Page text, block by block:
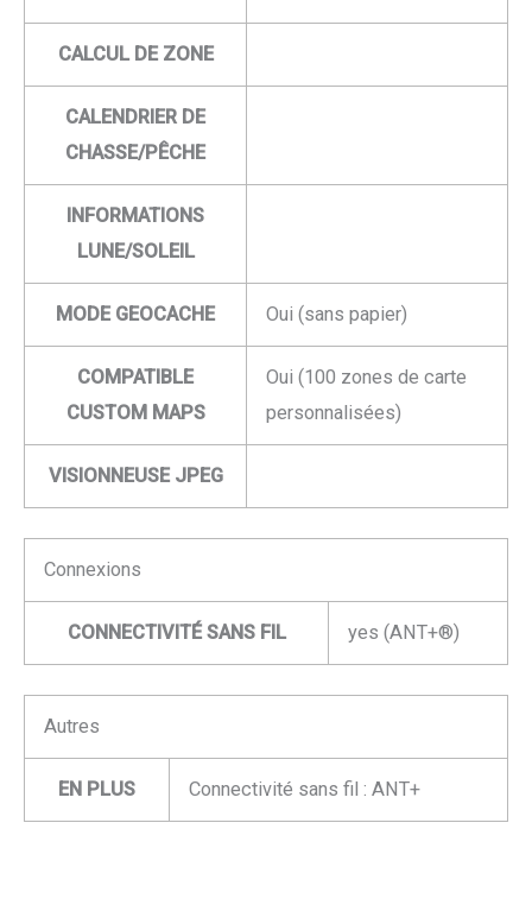
CALCUL DE ZONE
CALENDRIER DE
CHASSE/PÊCHE
INFORMATIONS
LUNE/SOLEIL
MODE GEOCACHE Oui (sans papier)
COMPATIBLE
CUSTOM MAPS
Oui (100 zones de carte
personnalisées)
VISIONNEUSE JPEG
Connexions
CONNECTIVITÉ SANS FIL yes (ANT+®)
Autres
EN PLUS Connectivité sans fil : ANT+